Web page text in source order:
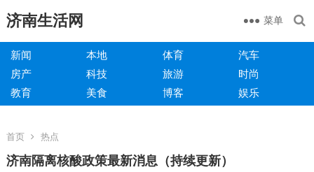
济南生活网 菜单
新闻 本地 体育
汽车
房产
科技 旅游
时尚
教育
美食 博客 娱乐
首页 热点
济南隔离核酸政策最新消息（持续更新）